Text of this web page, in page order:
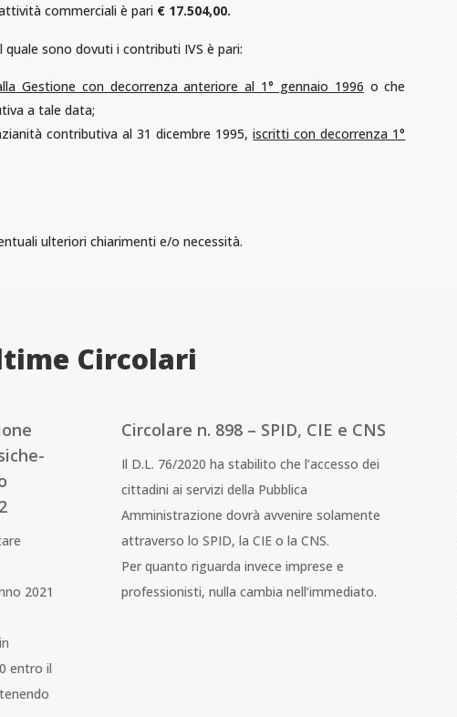
commerciali è pari € 17.504,00.
quale sono dovuti i contributi IVS è pari:
Gestione con decorrenza anteriore al 1° gennaio 1996 o che
a tale data;
contributiva al 31 dicembre 1995,iscritti con decorrenza 1°
ulteriori chiarimenti e/o necessità.
Circolari
2021
entro il
Circolare n. 898 – SPID, CIE e CNS
Il D.L. 76/2020 ha stabilito che l’accesso dei
cittadini ai servizi della Pubblica
Amministrazione dovrà avvenire solamente
attraverso lo SPID, la CIE o la CNS.
Per quanto riguarda invece imprese e
professionisti, nulla cambia nell’immediato.